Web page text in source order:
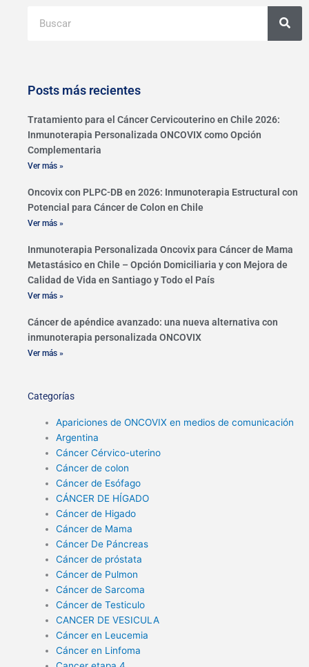
Posts más recientes
Tratamiento para el Cáncer Cervicouterino en Chile 2026:
Inmunoterapia Personalizada ONCOVIX como Opción
Complementaria
Ver más »
Oncovix con PLPC-DB en 2026: Inmunoterapia Estructural con
Potencial para Cáncer de Colon en Chile
Ver más »
Inmunoterapia Personalizada Oncovix para Cáncer de Mama
Metastásico en Chile – Opción Domiciliaria y con Mejora de
Calidad de Vida en Santiago y Todo el País
Ver más »
Cáncer de apéndice avanzado: una nueva alternativa con
inmunoterapia personalizada ONCOVIX
Ver más »
Categorías
Apariciones de ONCOVIX en medios de comunicación
Argentina
Cáncer Cérvico-uterino
Cáncer de colon
Cáncer de Esófago
CÁNCER DE HÍGADO
Cáncer de Higado
Cáncer de Mama
Cáncer De Páncreas
Cáncer de próstata
Cáncer de Pulmon
Cáncer de Sarcoma
Cáncer de Testiculo
CANCER DE VESICULA
Cáncer en Leucemia
Cáncer en Linfoma